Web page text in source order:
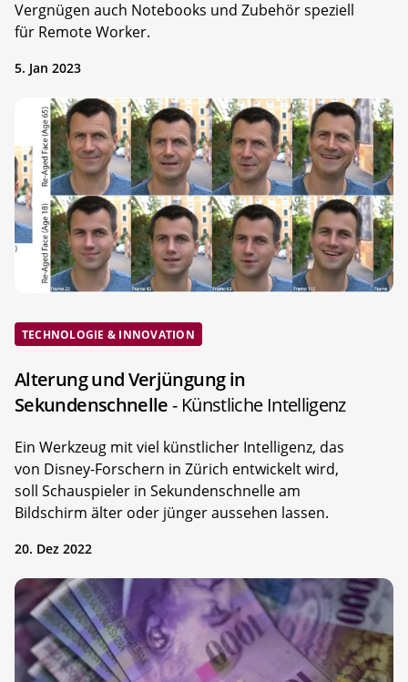
Vergnügen auch Notebooks und Zubehör speziell
für Remote Worker.
5. Jan 2023
TECHNOLOGIE & INNOVATION
Alterung und Verjüngung in
Sekundenschnelle- Künstliche Intelligenz
Ein Werkzeug mit viel künstlicher Intelligenz, das
von Disney-Forschern in Zürich entwickelt wird,
soll Schauspieler in Sekundenschnelle am
Bildschirm älter oder jünger aussehen lassen.
20. Dez 2022